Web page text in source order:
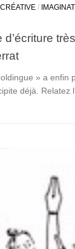
/
» a enfin
déjà. Relatez